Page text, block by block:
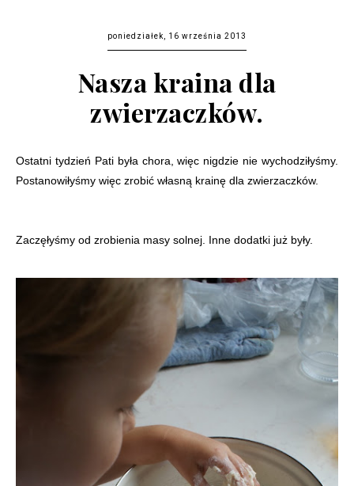
poniedziałek, 16 września 2013
Nasza kraina dla
zwierzaczków.
Ostatni tydzień Pati była chora, więc nigdzie nie wychodziłyśmy.
Postanowiłyśmy więc zrobić własną krainę dla zwierzaczków.
Zaczęłyśmy od zrobienia masy solnej. Inne dodatki już były.